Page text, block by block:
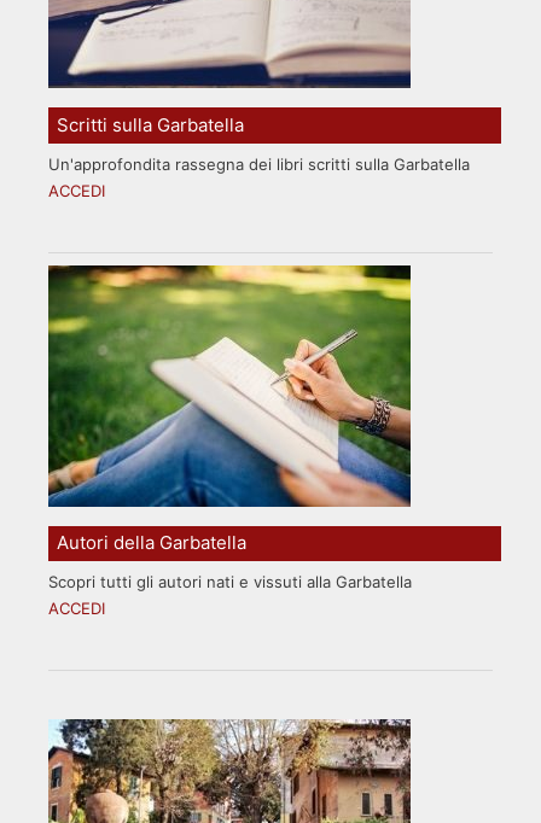
Scritti sulla Garbatella
Un'approfondita rassegna dei libri scritti sulla Garbatella
ACCEDI
Autori della Garbatella
Scopri tutti gli autori nati e vissuti alla Garbatella
ACCEDI